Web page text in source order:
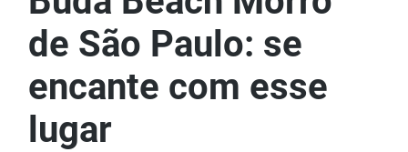
de São Paulo: se
encante com esse
lugar